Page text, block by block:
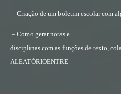
– Criação de um boletim escolar com
– Como gerar notas e
disciplinas com as funções de texto,
ALEATÓRIOENTRE